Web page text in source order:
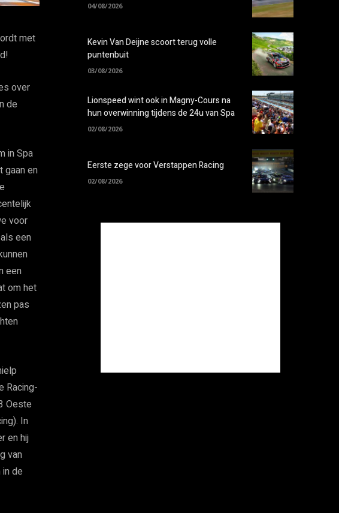
met
over
de
in Spa
gaan en
voor
een
een
om het
pas
Racing-
Oeste
In
en hij
van
de
04/08/2026
Kevin Van Deijne scoort terug volle
puntenbuit
03/08/2026
Lionspeed wint ook in Magny-Cours na
hun overwinning tijdens de 24u van Spa
02/08/2026
Eerste zege voor Verstappen Racing
02/08/2026